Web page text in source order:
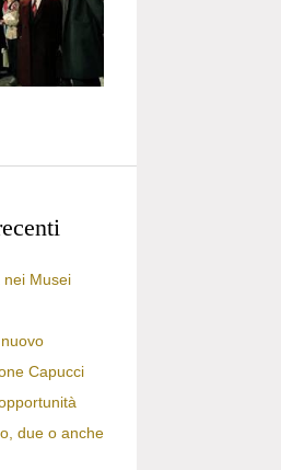
nei Musei
Capucci
due o anche